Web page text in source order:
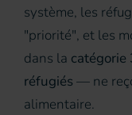
système, les
"priorité", et les
dans la catégorie
réfugiés — ne
alimentaire.